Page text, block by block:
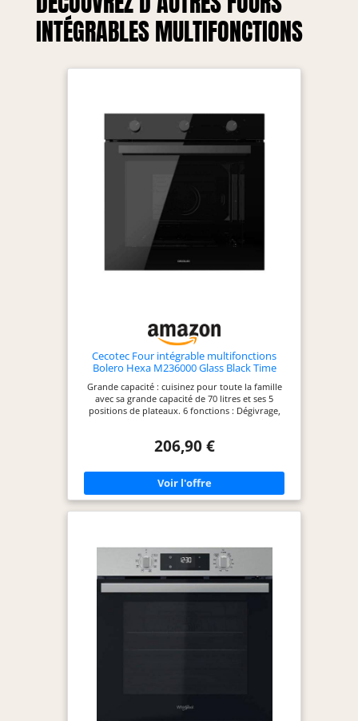
INTÉGRABLES MULTIFONCTIONS
Cecotec Four intégrable multifonctions
Bolero Hexa M236000 Glass Black Time
A.Four multifonctions Capacité de 70 L, 6
fonctions, classe A, 2800 W
Grande capacité : cuisinez pour toute la famille
avec sa grande capacité de 70 litres et ses 5
positions de plateaux. 6 fonctions : Dégivrage,
système de ventilation d’air pour un
la cuisson. Minuteur : programmez votre cuisson
selon le temps dont vous avez besoin et évitez
qu'elle ne brûle. Steam Base XXL : Zone Steam XXL
pour utiliser les fonctions Steam EasyClean et
croustillantes à l'extérieur et juteuses à l'intérieur.
Steam EasyClean : la vapeur élimine les saletés et
permet un meilleur nettoyage. Porte triple verre :
porte froide avec 3 verres qui nous évite de nous
206,90 €